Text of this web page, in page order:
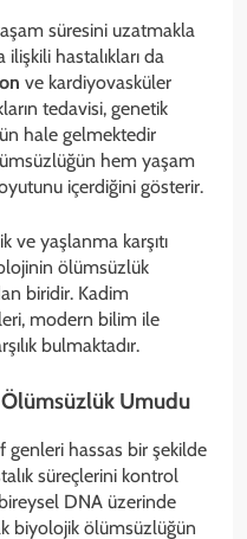
süresini uzatmakla
ilişkili hastalıkları da
ve kardiyovasküler
tedavisi, genetik
hale gelmektedir
hem yaşam
içerdiğini gösterir.
ve yaşlanma karşıtı
ölümsüzlük
biridir. Kadim
modern bilim ile
bulmaktadır.
Umudu
genleri hassas bir şekilde
süreçlerini kontrol
DNA üzerinde
biyolojik ölümsüzlüğün